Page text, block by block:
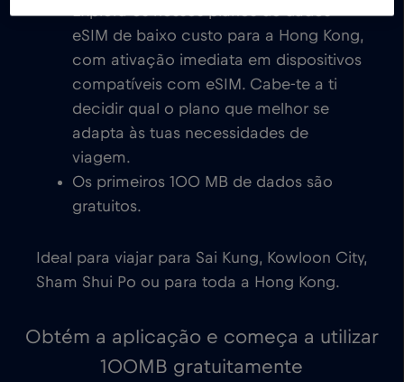
Explora os nossos planos de dados
eSIM de baixo custo para a Hong Kong,
com ativação imediata em dispositivos
compatíveis com eSIM. Cabe-te a ti
decidir qual o plano que melhor se
adapta às tuas necessidades de
viagem.
Os primeiros 100 MB de dados são
gratuitos.
Ideal para viajar para Sai Kung, Kowloon City,
Sham Shui Po ou para toda a Hong Kong.
Obtém a aplicação e começa a utilizar
100MB gratuitamente